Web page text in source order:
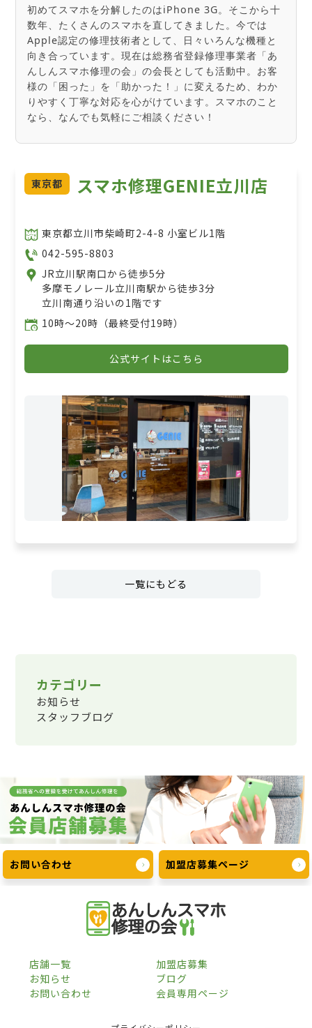
初めてスマホを分解したのはiPhone 3G。そこから十
数年、たくさんのスマホを直してきました。今では
Apple認定の修理技術者として、日々いろんな機種と
向き合っています。現在は総務省登録修理事業者「あ
んしんスマホ修理の会」の会長としても活動中。お客
様の「困った」を「助かった！」に変えるため、わか
りやすく丁寧な対応を心がけています。スマホのこと
なら、なんでも気軽にご相談ください！
東京都 スマホ修理GENIE立川店
東京都立川市柴崎町2-4-8 小室ビル1階
042-595-8803
JR立川駅南口から徒歩5分
多摩モノレール立川南駅から徒歩3分
立川南通り沿いの1階です
10時〜20時（最終受付19時）
公式サイトはこちら
一覧にもどる
カテゴリー
お知らせ
スタッフブログ
お問い合わせ 加盟店募集ページ
店舗一覧
加盟店募集
お知らせ
ブログ
お問い合わせ
会員専用ページ